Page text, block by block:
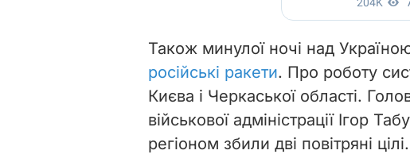
Також минулої ночі над
російські ракети. Про роботу
Києва і Черкаської області.
військової адміністрації Ігор
регіоном збили дві повітряні цілі.